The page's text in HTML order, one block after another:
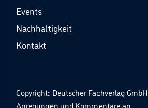
Events
Nachhaltigkeit
Kontakt
Copyright: Deutscher Fachverlag GmbH
Anregungen und Kommentare an